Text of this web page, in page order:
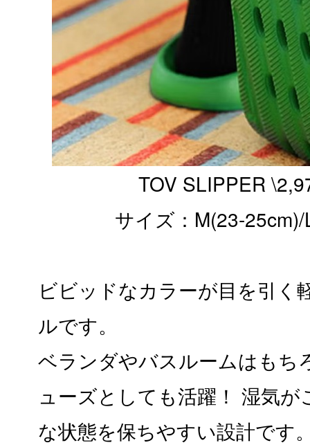
TOV SLIPPER
サイズ：M(23-
ビビッドなカラーが目を引く
ルです。
ベランダやバスルームはもち
ューズとしても活躍！ 湿気
な状態を保ちやすい設計です